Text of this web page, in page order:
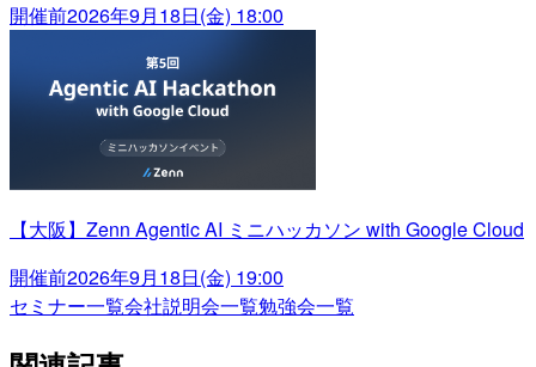
開催前2026年9月18日(金) 18:00
【大阪】Zenn Agentic AI ミニハッカソン with Google Cloud
開催前2026年9月18日(金) 19:00
セミナー一覧会社説明会一覧勉強会一覧